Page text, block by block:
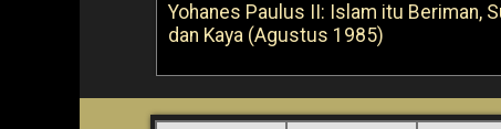
Yohanes Paulus II: Islam itu Beriman,
dan Kaya (Agustus 1985)